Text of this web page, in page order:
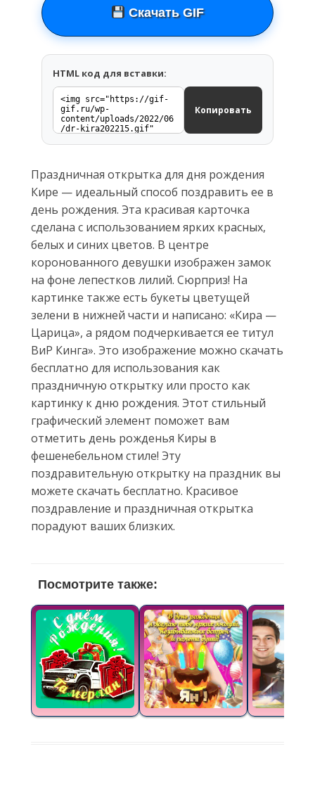
Скачать GIF
HTML код для вставки:
Копировать
Праздничная открытка для дня рождения
Кире — идеальный способ поздравить ее в
день рождения. Эта красивая карточка
сделана с использованием ярких красных,
белых и синих цветов. В центре
коронованного девушки изображен замок
на фоне лепестков лилий. Сюрприз! На
картинке также есть букеты цветущей
зелени в нижней части и написано: «Кира —
Царица», а рядом подчеркивается ее титул
ВиP Кингa». Это изображение можно скачать
бесплатно для использования как
праздничную открытку или просто как
картинку к дню рождения. Этот стильный
графический элемент поможет вам
отметить день рожденья Киры в
фешенебельном стиле! Эту
поздравительную открытку на праздник вы
можете скачать бесплатно. Красивое
поздравление и праздничная открытка
порадуют ваших близких.
Посмотрите также: